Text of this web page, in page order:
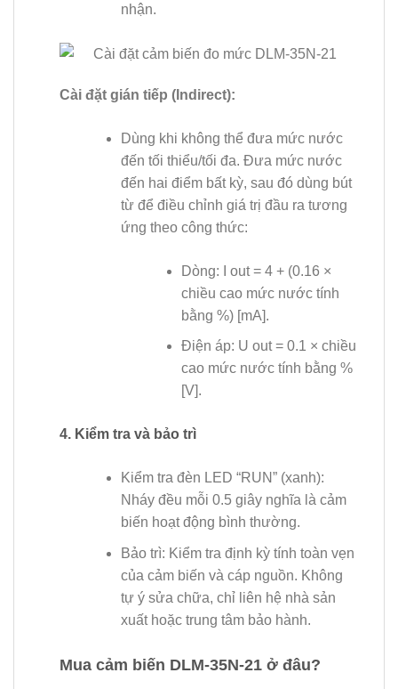
nhận.
Cài đặt gián tiếp (Indirect):
Dùng khi không thể đưa mức nước
đến tối thiểu/tối đa. Đưa mức nước
đến hai điểm bất kỳ, sau đó dùng bút
từ để điều chỉnh giá trị đầu ra tương
ứng theo công thức:
Dòng: I out = 4 + (0.16 ×
chiều cao mức nước tính
bằng %) [mA].
Điện áp: U out = 0.1 × chiều
cao mức nước tính bằng %
[V].
4. Kiểm tra và bảo trì
Kiểm tra đèn LED “RUN” (xanh):
Nháy đều mỗi 0.5 giây nghĩa là cảm
biến hoạt động bình thường.
Bảo trì: Kiểm tra định kỳ tính toàn vẹn
của cảm biến và cáp nguồn. Không
tự ý sửa chữa, chỉ liên hệ nhà sản
xuất hoặc trung tâm bảo hành.
Mua cảm biến DLM-35N-21 ở đâu?